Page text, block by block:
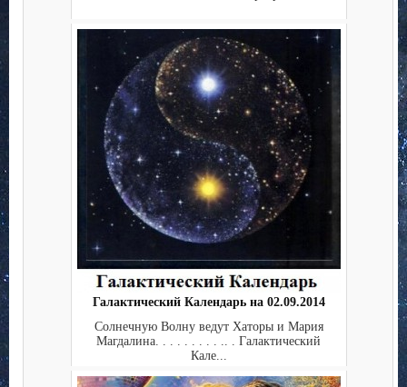
Галактический Календарь на 02.09.2014
Солнечную Волну ведут Хаторы и Мария
Магдалина. . . . . . . . . .. . Галактический
Кале...